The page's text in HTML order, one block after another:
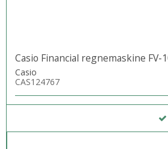
Casio Financial regnemaskine FV-
Casio
CAS124767